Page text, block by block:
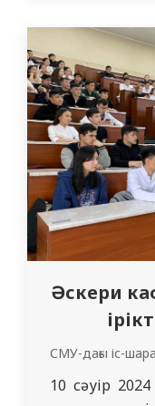
және он
айтты. Бұл
Әскери
СМУ-дағы іс-
10 сәуір